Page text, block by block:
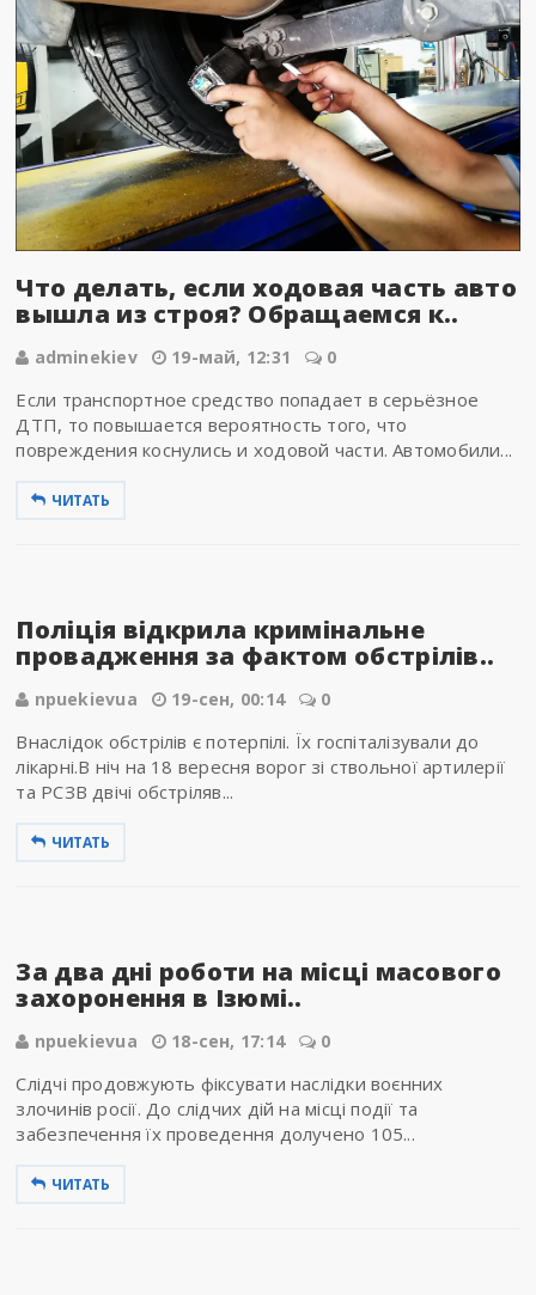
Что делать, если ходовая часть авто
вышла из строя? Обращаемся к..
adminekiev 19-май, 12:31 0
Если транспортное средство попадает в серьёзное
ДТП, то повышается вероятность того, что
повреждения коснулись и ходовой части. Автомобили...
ЧИТАТЬ
Поліція відкрила кримінальне
провадження за фактом обстрілів..
npuekievua 19-сен, 00:14 0
Внаслідок обстрілів є потерпілі. Їх госпіталізували до
лікарні.В ніч на 18 вересня ворог зі ствольної артилерії
та РСЗВ двічі обстріляв...
ЧИТАТЬ
За два дні роботи на місці масового
захоронення в Ізюмі..
npuekievua 18-сен, 17:14 0
Слідчі продовжують фіксувати наслідки воєнних
злочинів росії. До слідчих дій на місці події та
забезпечення їх проведення долучено 105...
ЧИТАТЬ